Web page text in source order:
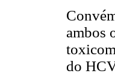
ambos
do